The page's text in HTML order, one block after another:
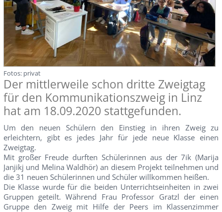
Fotos: privat
Der mittlerweile schon dritte Zweigtag
für den Kommunikationszweig in Linz
hat am 18.09.2020 stattgefunden.
Um den neuen Schülern den Einstieg in ihren Zweig zu
erleichtern, gibt es jedes Jahr für jede neue Klasse einen
Zweigtag.
Mit großer Freude durften Schülerinnen aus der 7ik (Marija
Janjikj und Melina Waldhör) an diesem Projekt teilnehmen und
die 31 neuen Schülerinnen und Schüler willkommen heißen.
Die Klasse wurde für die beiden Unterrichtseinheiten in zwei
Gruppen geteilt. Während Frau Professor Gratzl der einen
Gruppe den Zweig mit Hilfe der Peers im Klassenzimmer